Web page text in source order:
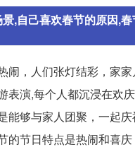
,自己喜欢春节的原因,
闹，人们张灯结彩，家家
表演,每个人都沉浸在欢
能够与家人团聚，一起
的节日特点是热闹和喜